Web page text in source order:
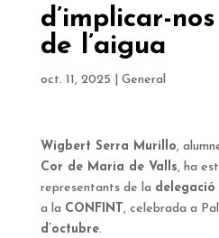
d’implicar-
de l’aigua
oct. 11, 2025 General
Wigbert Serra Murillo,
Cor de Maria de Valls, ha
representants de la
a la CONFINT , celebrada a
d’octubre.